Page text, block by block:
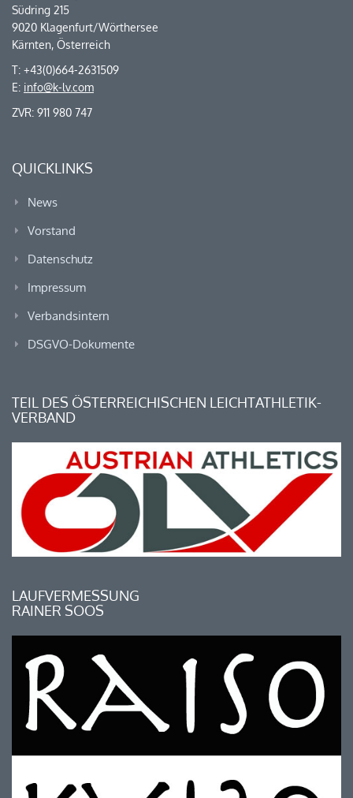
Südring 215
9020 Klagenfurt/Wörthersee
Kärnten, Österreich
T: +43(0)664-2631509
E: info@k-lv.com
ZVR: 911 980 747
QUICKLINKS
News
Vorstand
Datenschutz
Impressum
Verbandsintern
DSGVO-Dokumente
TEIL DES ÖSTERREICHISCHEN LEICHTATHLETIK-
VERBAND
LAUFVERMESSUNG
RAINER SOOS